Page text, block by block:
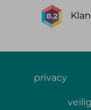
privacy